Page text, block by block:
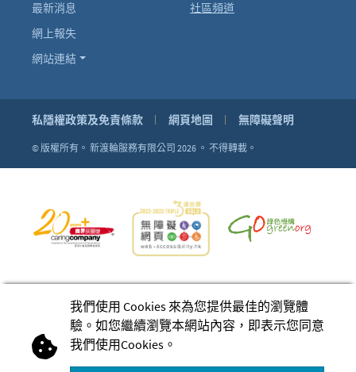
最新消息
網上報失
網站連結
社區頻道
私隱權政策及免責條款 網頁地圖 無障礙聲明
© 版權所有。 新渡輪服務有限公司 2026 。 不得轉載。
我們使用 Cookies 來為您提供最佳的瀏覽體
驗。如您繼續瀏覽本網站內容，即表示您同意
我們使用Cookies。